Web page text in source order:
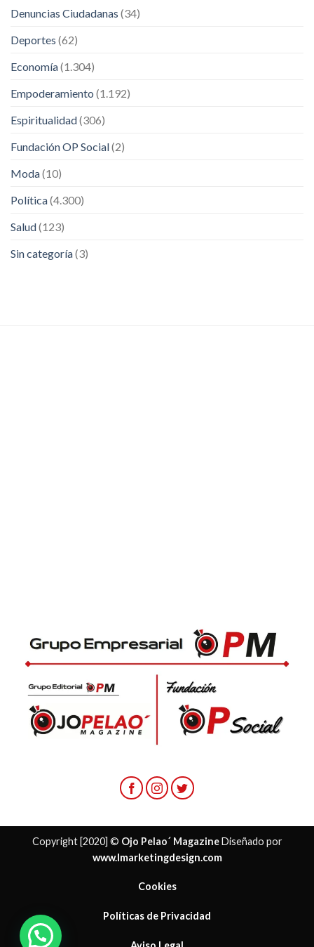
Denuncias Ciudadanas (34)
Deportes (62)
Economía(1.304)
Empoderamiento (1.192)
Espiritualidad(306)
Fundación OP Social(2)
Moda(10)
Política(4.300)
Salud(123)
Sin categoría(3)
Copyright [2020] © Ojo Pelao´ MagazineDiseñado por
www.lmarketingdesign.com
Cookies
Políticas de Privacidad